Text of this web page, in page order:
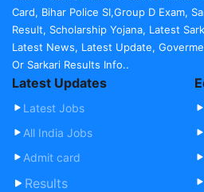
Card, Bihar Police SI,Group D Exam,
Result, Scholarship Yojana, Latest
Latest News, Latest Update,
Or Sarkari Results Info..
Latest Updates
Latest Jobs
All India Jobs
Admit card
Results